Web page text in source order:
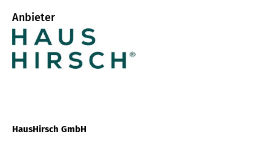
Anbieter
HausHirsch GmbH